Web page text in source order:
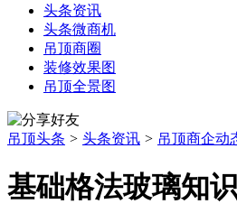
头条资讯
头条微商机
吊顶商圈
装修效果图
吊顶全景图
吊顶头条 > 头条资讯 > 吊顶商企动
基础格法玻璃知